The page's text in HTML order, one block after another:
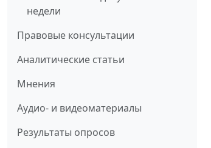
недели
Правовые консультации
Аналитические статьи
Мнения
Аудио- и видеоматериалы
Результаты опросов